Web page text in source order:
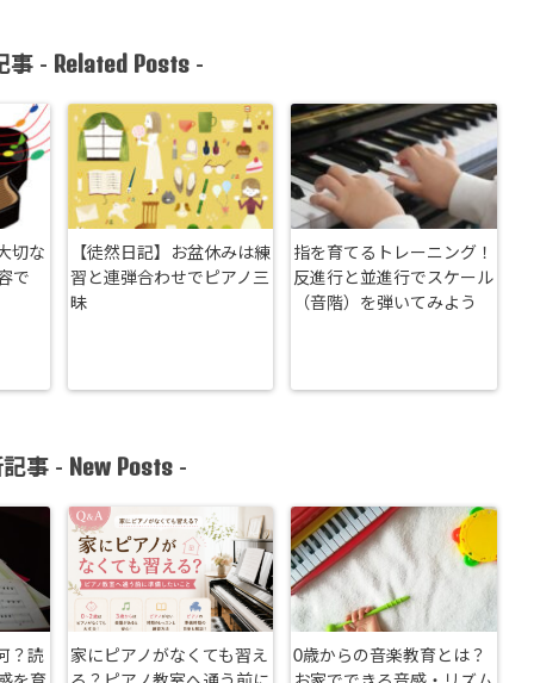
事 - Related Posts-
切な
で
【徒然日記】お盆休みは練
習と連弾合わせでピアノ三
昧
指を育てるトレーニング！
反進行と並進行でスケール
（音階）を弾いてみよう
事 - New Posts -
？読
家にピアノがなくても習え
0歳からの音楽教育とは？